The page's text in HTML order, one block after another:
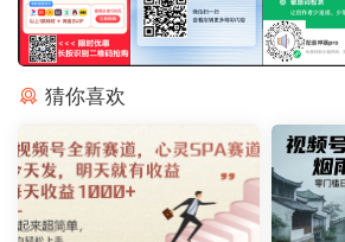
猜你喜欢